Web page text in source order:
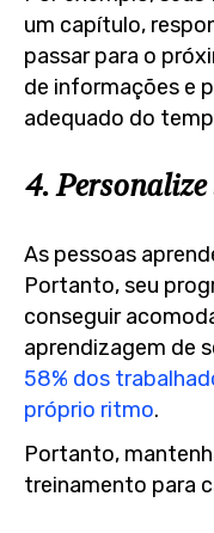
um capítulo,
passar para o
de informações e
adequado do
4.
As pessoas
Portanto, seu
conseguir
aprendizagem de
58% dos
próprio ritmo.
Portanto,
treinamento para